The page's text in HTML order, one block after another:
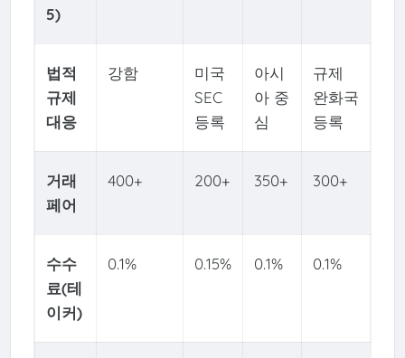
5)
법적
규제
대응
강함
미국
SEC
등록
아시
아 중
심
규제
완화국
등록
거래
페어
400+ 200+ 350+ 300+
수수
료(테
이커)
0.1% 0.15% 0.1% 0.1%